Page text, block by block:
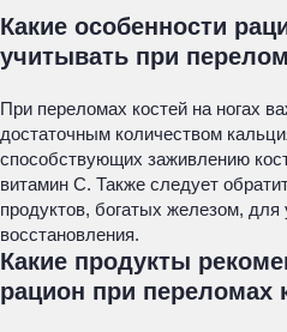
Какие особенности
учитывать при
При переломах костей на ногах
достаточным количеством
способствующих заживлению
витамин С. Также следует
продуктов, богатых железом, для
восстановления.
Какие продукты
рацион при переломах